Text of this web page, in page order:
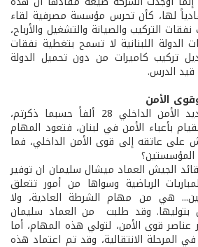
لها، كأن تحرس مؤسسة مصرفية لقاء
التركيب والصيانة والتشغيل والأرباح،
الدولة اللبنانية لا تسمح بتغطية نفقات
تركيب كاميرات من دون تحميل الدولة
قيد الدرس.
الأمن
* العام 2007 يصبح عديد الأمن الداخلي 28 ألفاً حسبما ذكرتم،
بأعباء الأمن في لبنان، فتعود المهام
على عاتقه إلى قوى الأمن الداخلي، فما
الجيش العماد ميشال سليمان ان توفير
الرياضية وسواها من أمور تتعلق
هي من مهام الشرطة العادية، ولا
بتوليها. وقد طلبت من العماد سليمان
قوى الأمن، لتولي هذه المهام، أما
المرحلة الانتقالية، وقد تم اعتماد هذه